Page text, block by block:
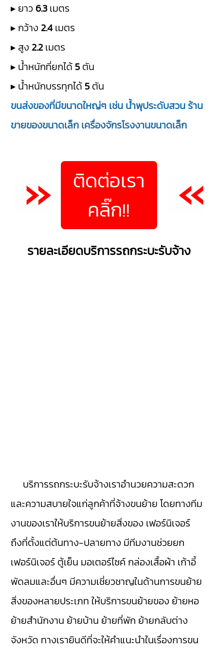
▸ ยาว 6.3 เมตร
▸ กว้าง 2.4 เมตร
▸ สูง 2.2 เมตร
▸ น้ำหนักที่ยกได้ 5 ตัน
▸ น้ำหนักบรรทุกได้ 5 ตัน
ขนส่งของที่มีขนาดใหญ่ๆ เช่น น้ำพุประดับสวน ร้าน
ขายของขนาดเล็ก เครื่องจักรโรงงานขนาดเล็ก
ติดต่อเรา
คลิ๊ก!!
รายละเอียดบริการรถกระบะรับจ้าง
บริการรถกระบะรับจ้างเราอำนวยความสะดวก
และความสบายใจแก่ลูกค้าที่จ้างขนย้าย โดยทางทีม
งานของเราให้บริการขนย้ายสิ่งของ เฟอร์นิเจอร์
ถึงที่ตั้งแต่ต้นทาง-ปลายทาง มีทีมงานช่วยยก
เฟอร์นิเจอร์ ตู้เย็น มอเตอร์ไซค์ กล่องเสื้อผ้า เก้าอี้
พัดลมและอื่นๆ มีความเชี่ยวชาญในด้านการขนย้าย
สิ่งของหลายประเภท ให้บริการขนย้ายของ ย้ายหอ
ย้ายสำนักงาน ย้ายบ้าน ย้ายที่พัก ย้ายกลับต่าง
จังหวัด ทางเรายินดีที่จะให้คำแนะนำในเรื่องการขน